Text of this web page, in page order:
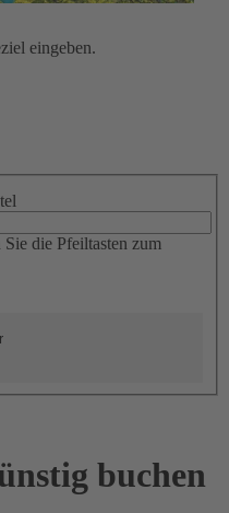
eingeben.
die Pfeiltasten zum
buchen